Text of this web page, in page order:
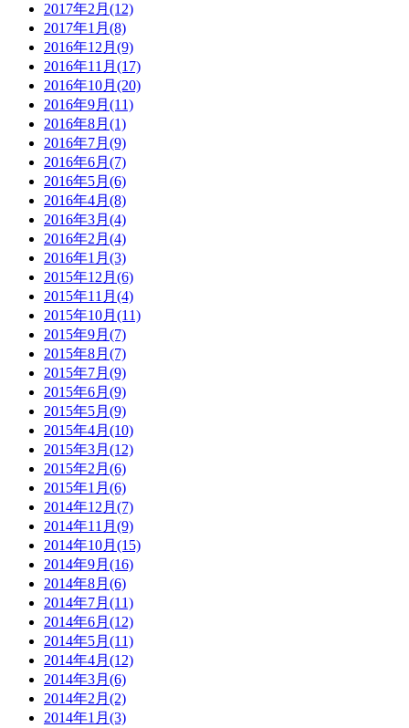
2017年2月(12)
2017年1月(8)
2016年12月(9)
2016年11月(17)
2016年10月(20)
2016年9月(11)
2016年8月(1)
2016年7月(9)
2016年6月(7)
2016年5月(6)
2016年4月(8)
2016年3月(4)
2016年2月(4)
2016年1月(3)
2015年12月(6)
2015年11月(4)
2015年10月(11)
2015年9月(7)
2015年8月(7)
2015年7月(9)
2015年6月(9)
2015年5月(9)
2015年4月(10)
2015年3月(12)
2015年2月(6)
2015年1月(6)
2014年12月(7)
2014年11月(9)
2014年10月(15)
2014年9月(16)
2014年8月(6)
2014年7月(11)
2014年6月(12)
2014年5月(11)
2014年4月(12)
2014年3月(6)
2014年2月(2)
2014年1月(3)